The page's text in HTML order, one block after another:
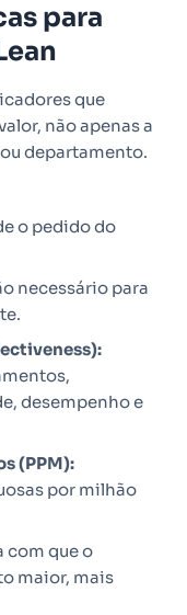
para
que
não apenas a
departamento.
o pedido do
necessário para
desempenho e
(PPM):
por milhão
com que o
maior, mais